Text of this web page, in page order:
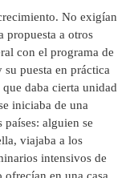
No exigían
propuesta a otros
con el programa de
puesta en práctica
daba cierta unidad
iniciaba de una
países: alguien se
viajaba a los
intensivos de